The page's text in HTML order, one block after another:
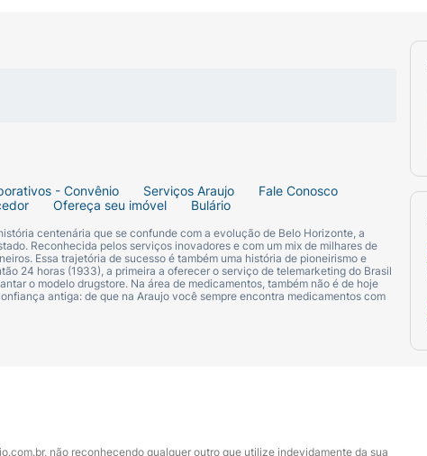
- Convênio Serviços Araujo
Fale Conosco
Ofereça seu imóvel Bulário
centenária que se confunde com a evolução de Belo Horizonte, a
Reconhecida pelos serviços inovadores e com um mix de milhares de
Essa trajetória de sucesso é também uma história de pioneirismo e
24 horas (1933), a primeira a oferecer o serviço de telemarketing do Brasil
o modelo drugstore. Na área de medicamentos, também não é de hoje
antiga: de que na Araujo você sempre encontra medicamentos com
não reconhecendo qualquer outro que utilize indevidamente da sua